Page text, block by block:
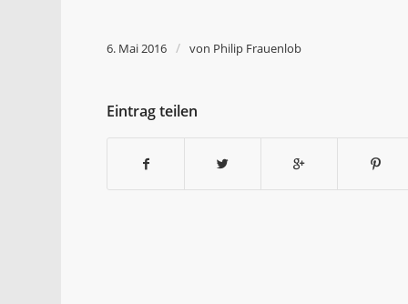
6. Mai 2016 / von Philip Frauenlob
Eintrag teilen